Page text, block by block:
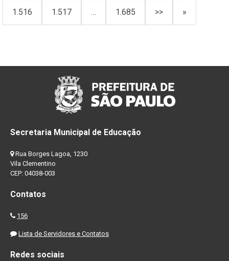
1.516 1.517 … 1.685 >> »
Secretaria Municipal de Educação
Rua Borges Lagoa, 1230
Vila Clementino
CEP: 04038-003
Contatos
156
Lista de Servidores e Contatos
Redes sociais